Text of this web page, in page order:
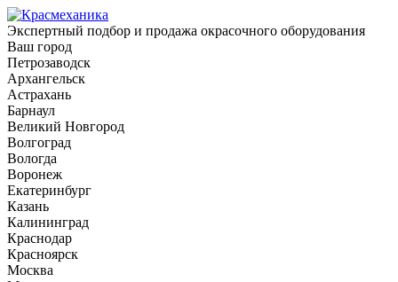
Экспертный подбор и продажа окрасочного оборудования
Ваш город
Петрозаводск
Архангельск
Астрахань
Барнаул
Великий Новгород
Волгоград
Вологда
Воронеж
Екатеринбург
Казань
Калининград
Краснодар
Красноярск
Москва